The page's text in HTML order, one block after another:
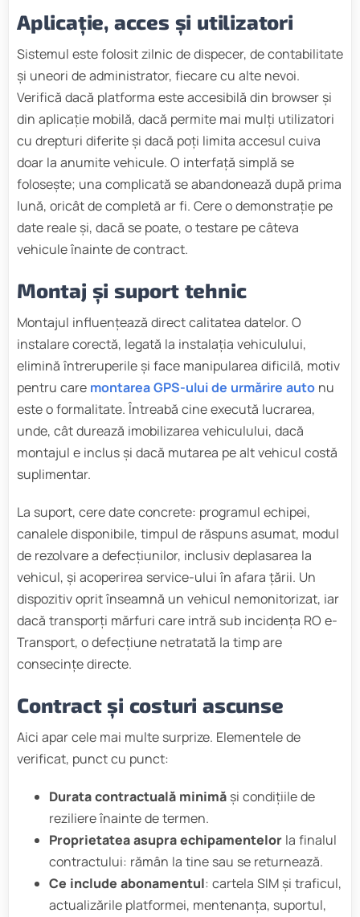
Aplicație, acces și utilizatori
Sistemul este folosit zilnic de dispecer, de contabilitate
și uneori de administrator, fiecare cu alte nevoi.
Verifică dacă platforma este accesibilă din browser și
din aplicație mobilă, dacă permite mai mulți utilizatori
cu drepturi diferite și dacă poți limita accesul cuiva
doar la anumite vehicule. O interfață simplă se
folosește; una complicată se abandonează după prima
lună, oricât de completă ar fi. Cere o demonstrație pe
date reale și, dacă se poate, o testare pe câteva
vehicule înainte de contract.
Montaj și suport tehnic
Montajul influențează direct calitatea datelor. O
instalare corectă, legată la instalația vehiculului,
elimină întreruperile și face manipularea dificilă, motiv
pentru care montarea GPS-ului de urmărire auto nu
este o formalitate. Întreabă cine execută lucrarea,
unde, cât durează imobilizarea vehiculului, dacă
montajul e inclus și dacă mutarea pe alt vehicul costă
suplimentar.
La suport, cere date concrete: programul echipei,
canalele disponibile, timpul de răspuns asumat, modul
de rezolvare a defecțiunilor, inclusiv deplasarea la
vehicul, și acoperirea service-ului în afara țării. Un
dispozitiv oprit înseamnă un vehicul nemonitorizat, iar
dacă transporți mărfuri care intră sub incidența RO e-
Transport, o defecțiune netratată la timp are
consecințe directe.
Contract și costuri ascunse
Aici apar cele mai multe surprize. Elementele de
verificat, punct cu punct:
Durata contractuală minimă și condițiile de
reziliere înainte de termen.
Proprietatea asupra echipamentelor la finalul
contractului: rămân la tine sau se returnează.
Ce include abonamentul: cartela SIM și traficul,
actualizările platformei, mentenanța, suportul,